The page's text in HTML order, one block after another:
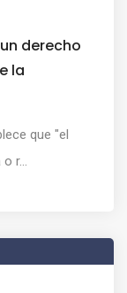
derecho
la
que "el
r...